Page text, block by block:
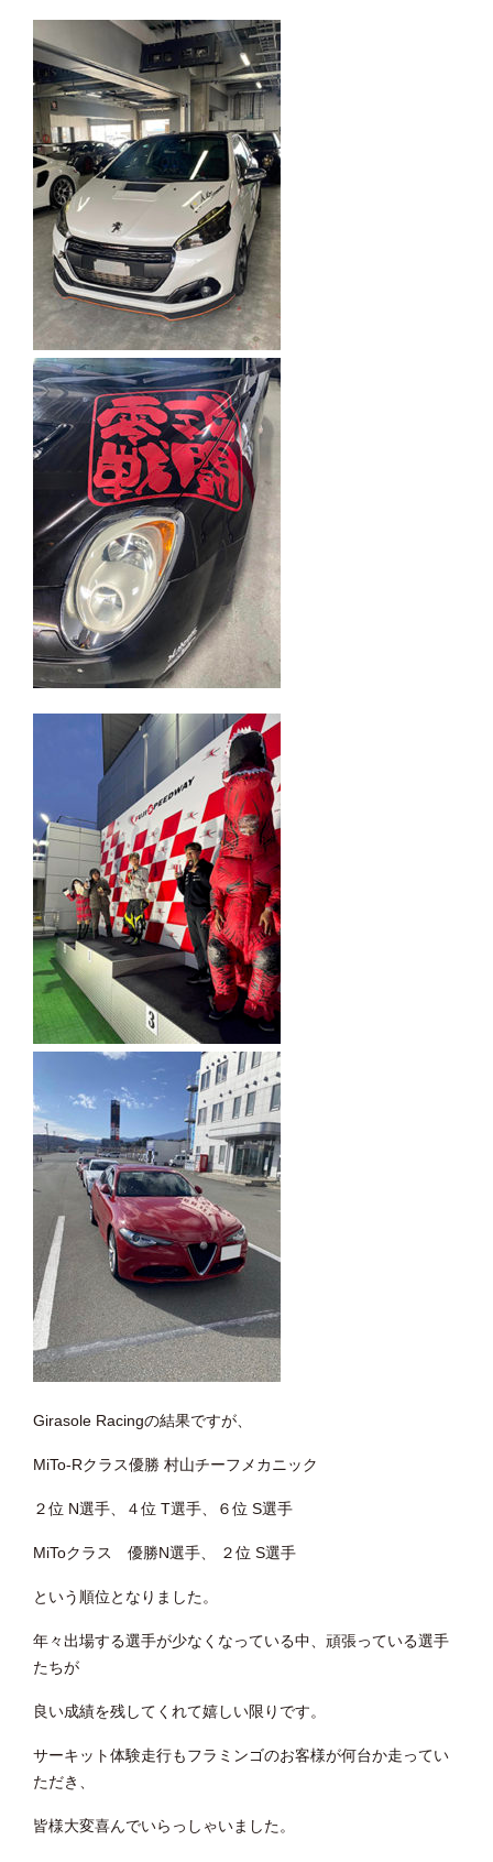
Girasole Racingの結果ですが、
MiTo-Rクラス優勝 村山チーフメカニック
２位 N選手、４位 T選手、６位 S選手
MiToクラス 優勝N選手、 ２位 S選手
という順位となりました。
年々出場する選手が少なくなっている中、頑張っている選手
たちが
良い成績を残してくれて嬉しい限りです。
サーキット体験走行もフラミンゴのお客様が何台か走ってい
ただき、
皆様大変喜んでいらっしゃいました。